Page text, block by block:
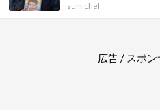
sumichel
広告 / スポ